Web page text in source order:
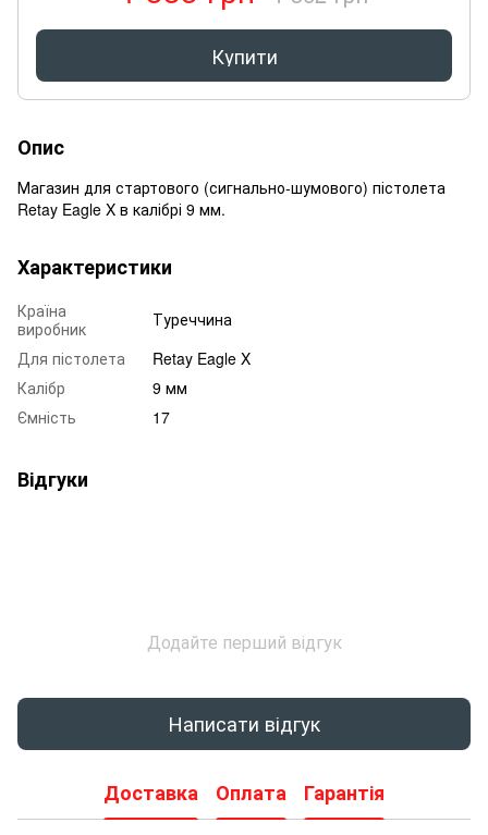
Купити
Опис
Магазин для стартового (сигнально-шумового) пістолета
Retay Eagle X в калібрі 9 мм.
Характеристики
Країна
виробник
Туреччина
Для пістолета
Retay Eagle X
Калібр
9 мм
Ємність
17
Відгуки
Додайте перший відгук
Написати відгук
Доставка Оплата Гарантія